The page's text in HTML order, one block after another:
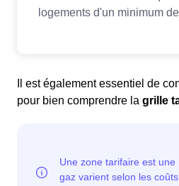
Il est également essentiel de
pour bien comprendre la grille